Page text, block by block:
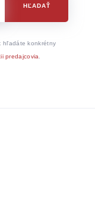
HĽADAŤ
hľadáte konkrétny
predajcovia.